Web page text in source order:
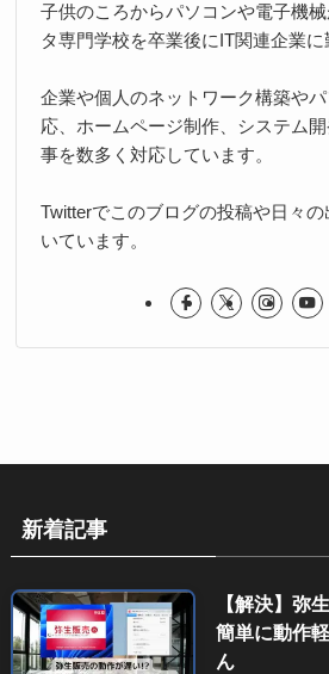
子供のころからパソコンや電子機
タ専門学校を卒業後にIT関連企業に
企業や個人のネットワーク構築や
応、ホームページ制作、システム
事を数多く対応しています。
Twitterでこのブログの投稿や日々
いています。
新着記事
【解決】弥
簡単に動作
ん